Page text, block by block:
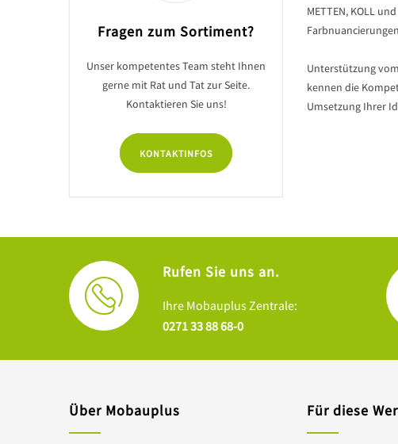
Fragen zum Sortiment?
Unser kompetentes Team steht Ihnen
gerne mit Rat und Tat zur Seite.
Kontaktieren Sie uns!
KONTAKTINFOS
METTEN, KOLL
Unterstützung
kennen die
Umsetzung Ihrer
Rufen Sie uns an.
Ihre Mobauplus Zentrale:
0271 33 88 68-0
Über Mobauplus Für diese